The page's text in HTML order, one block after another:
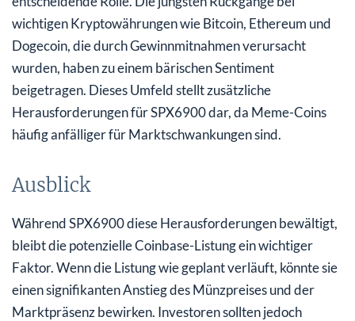
wichtigen Kryptowährungen wie Bitcoin, Ethereum und
Dogecoin, die durch Gewinnmitnahmen verursacht
wurden, haben zu einem bärischen Sentiment
beigetragen. Dieses Umfeld stellt zusätzliche
Herausforderungen für SPX6900 dar, da Meme-Coins
häufig anfälliger für Marktschwankungen sind.
Ausblick
Während SPX6900 diese Herausforderungen bewältigt,
bleibt die potenzielle Coinbase-Listung ein wichtiger
Faktor. Wenn die Listung wie geplant verläuft, könnte sie
einen signifikanten Anstieg des Münzpreises und der
Marktpräsenz bewirken. Investoren sollten jedoch